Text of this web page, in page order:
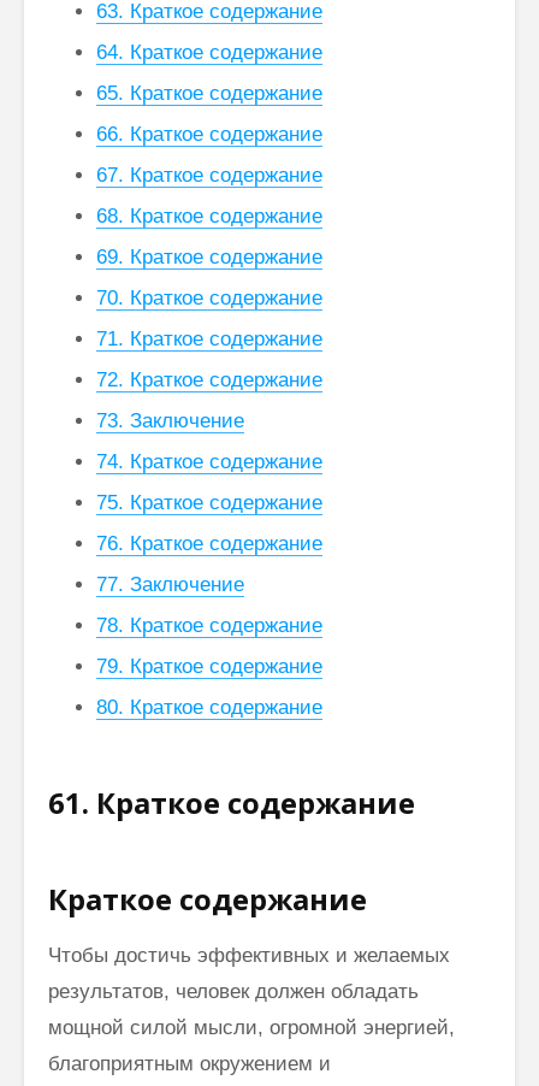
63. Краткое содержание
64. Краткое содержание
65. Краткое содержание
66. Краткое содержание
67. Краткое содержание
68. Краткое содержание
69. Краткое содержание
70. Краткое содержание
71. Краткое содержание
72. Краткое содержание
73. Заключение
74. Краткое содержание
75. Краткое содержание
76. Краткое содержание
77. Заключение
78. Краткое содержание
79. Краткое содержание
80. Краткое содержание
61. Краткое содержание
Краткое содержание
Чтобы достичь эффективных и желаемых
результатов, человек должен обладать
мощной силой мысли, огромной энергией,
благоприятным окружением и
природой
Махариши Махеш
для обучения
Трансцендентальной
Медитации
Как говорить
соответственно
моменту и
Махариши
Махеш Йоги:
“Неправильное
Упанишад,
философии
Веданты,
философии
йоги…”